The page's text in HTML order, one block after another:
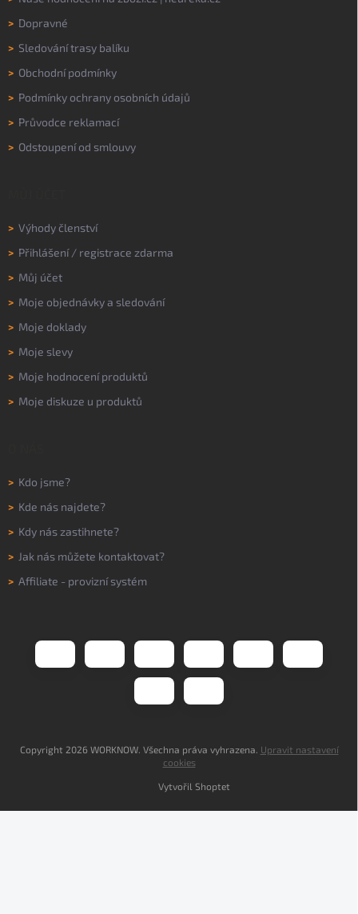
> Dopravné
> Sledování trasy balíku
> Obchodní podmínky
> Podmínky ochrany osobních údajů
> Průvodce reklamací
> Odstoupení od smlouvy
> Výhody členství
> Přihlášení/ registrace zdarma
> Můj účet
> Moje objednávky a sledování
> Moje doklady
> Moje slevy
> Moje hodnocení produktů
> Moje diskuze u produktů
> Kdo jsme?
> Kde nás najdete?
> Kdy nás zastihnete?
> Jak nás můžete kontaktovat?
> Affiliate - provizní systém
Vytvořil Shoptet
Copyright 2026 WORKNOW. Všechna práva vyhrazena. Upravit nastavení
cookies